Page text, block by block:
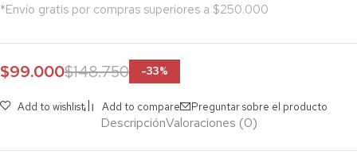
*Envío gratis por compras superiores a $250.000
$148.750
$99.000 -33%
Add to wishlist Add to compare Preguntar sobre el producto
DescripciónValoraciones (0)